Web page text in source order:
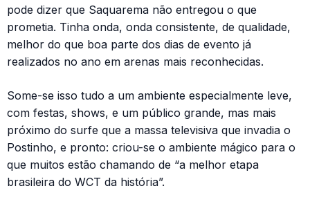
pode dizer que Saquarema não entregou o que
prometia. Tinha onda, onda consistente, de qualidade,
melhor do que boa parte dos dias de evento já
realizados no ano em arenas mais reconhecidas.
Some-se isso tudo a um ambiente especialmente leve,
com festas, shows, e um público grande, mas mais
próximo do surfe que a massa televisiva que invadia o
Postinho, e pronto: criou-se o ambiente mágico para o
que muitos estão chamando de “a melhor etapa
brasileira do WCT da história”.